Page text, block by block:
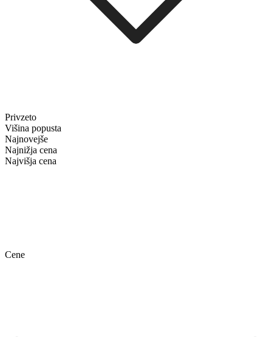
Privzeto
Višina popusta
Najnovejše
Najnižja cena
Najvišja cena
Cene